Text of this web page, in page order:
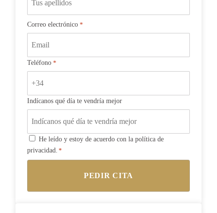
Correo electrónico *
Teléfono *
Indícanos qué día te vendría mejor
Consentimiento
*
He leído y estoy de acuerdo con la política de
privacidad. *